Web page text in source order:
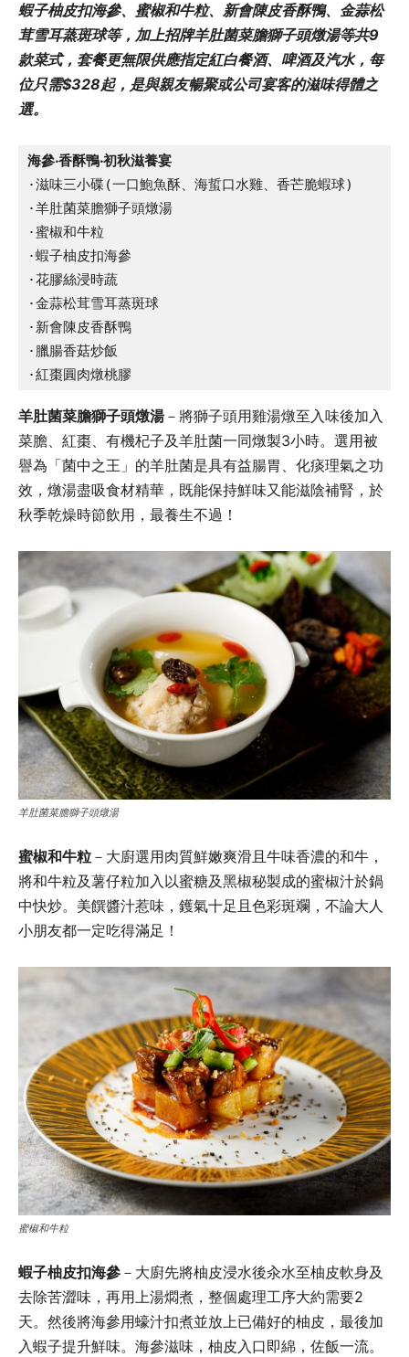
蝦子柚皮扣海參、蜜椒和牛粒、新會陳皮香酥鴨、金蒜松
茸雪耳蒸斑球等，加上招牌羊肚菌菜膽獅子頭燉湯等共9
款菜式，套餐更無限供應指定紅白餐酒、啤酒及汽水，每
位只需$328起，是與親友暢聚或公司宴客的滋味得體之
選。
海參‧香酥鴨‧初秋滋養宴
·滋味三小碟(一口鮑魚酥、海蜇口水雞、香芒脆蝦球)
·羊肚菌菜膽獅子頭燉湯
·蜜椒和牛粒
·蝦子柚皮扣海參
·花膠絲浸時蔬
·金蒜松茸雪耳蒸斑球
·新會陳皮香酥鴨
·臘腸香菇炒飯
·紅棗圓肉燉桃膠
羊肚菌菜膽獅子頭燉湯－將獅子頭用雞湯燉至入味後加入
菜膽、紅棗、有機杞子及羊肚菌一同燉製3小時。選用被
譽為「菌中之王」的羊肚菌是具有益腸胃、化痰理氣之功
效，燉湯盡吸食材精華，既能保持鮮味又能滋陰補腎，於
秋季乾燥時節飲用，最養生不過！
羊肚菌菜膽獅子頭燉湯
蜜椒和牛粒 －大廚選用肉質鮮嫩爽滑且牛味香濃的和牛，
將和牛粒及薯仔粒加入以蜜糖及黑椒秘製成的蜜椒汁於鍋
中快炒。美饌醬汁惹味，鑊氣十足且色彩斑斕，不論大人
小朋友都一定吃得滿足！
蜜椒和牛粒
蝦子柚皮扣海參 －大廚先將柚皮浸水後汆水至柚皮軟身及
去除苦澀味，再用上湯燜煮，整個處理工序大約需要2
天。然後將海參用蠔汁扣煮並放上已備好的柚皮，最後加
入蝦子提升鮮味。海參滋味，柚皮入口即綿，佐飯一流。